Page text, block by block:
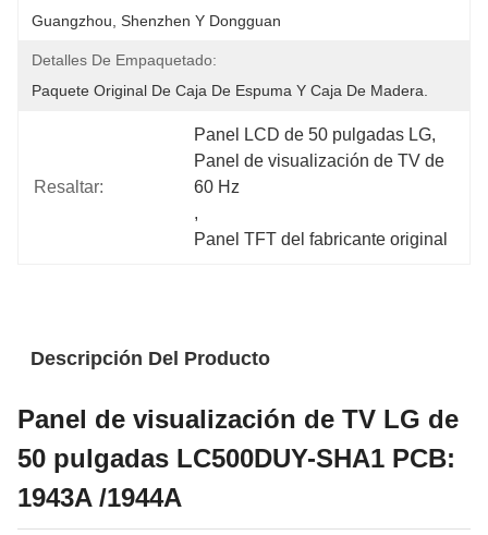
Guangzhou, Shenzhen Y Dongguan
Detalles De Empaquetado:
Paquete Original De Caja De Espuma Y Caja De Madera.
Resaltar:
Panel LCD de 50 pulgadas LG,
Panel de visualización de TV de
60 Hz
,
Panel TFT del fabricante original
Descripción Del Producto
Panel de visualización de TV LG de
50 pulgadas LC500DUY-SHA1 PCB:
1943A /1944A